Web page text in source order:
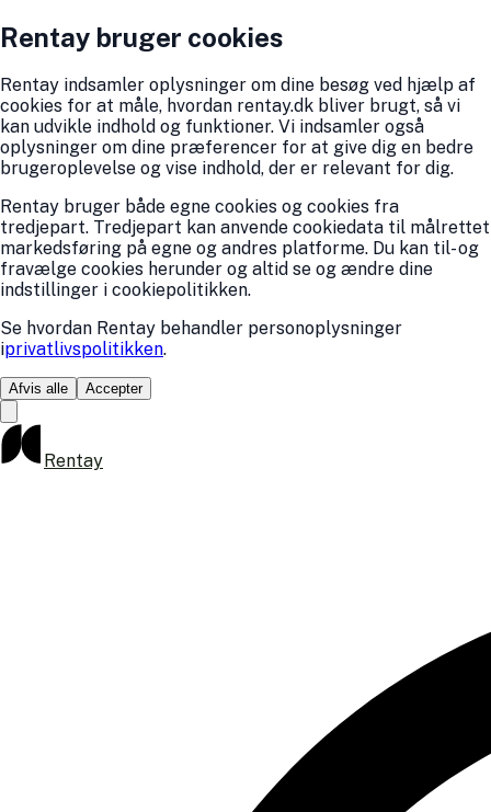
Rentay bruger cookies
Rentay indsamler oplysninger om dine besøg ved hjælp af
cookies for at måle, hvordan rentay.dk bliver brugt, så vi
kan udvikle indhold og funktioner. Vi indsamler også
oplysninger om dine præferencer for at give dig en bedre
brugeroplevelse og vise indhold, der er relevant for dig.
Rentay bruger både egne cookies og cookies fra
tredjepart. Tredjepart kan anvende cookiedata til målrettet
markedsføring på egne og andres platforme. Du kan til- og
fravælge cookies herunder og altid se og ændre dine
indstillinger i cookiepolitikken.
Se hvordan Rentay behandler personoplysninger
iprivatlivspolitikken.
Afvis alle Accepter
Rentay